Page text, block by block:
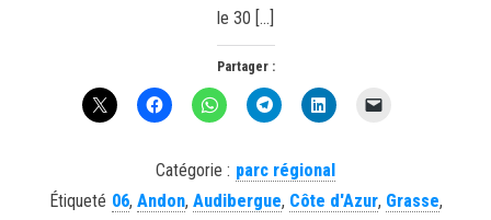
le 30 […]
Partager :
Catégorie : parc régional
Étiqueté 06, Andon, Audibergue, Côte d'Azur, Grasse,